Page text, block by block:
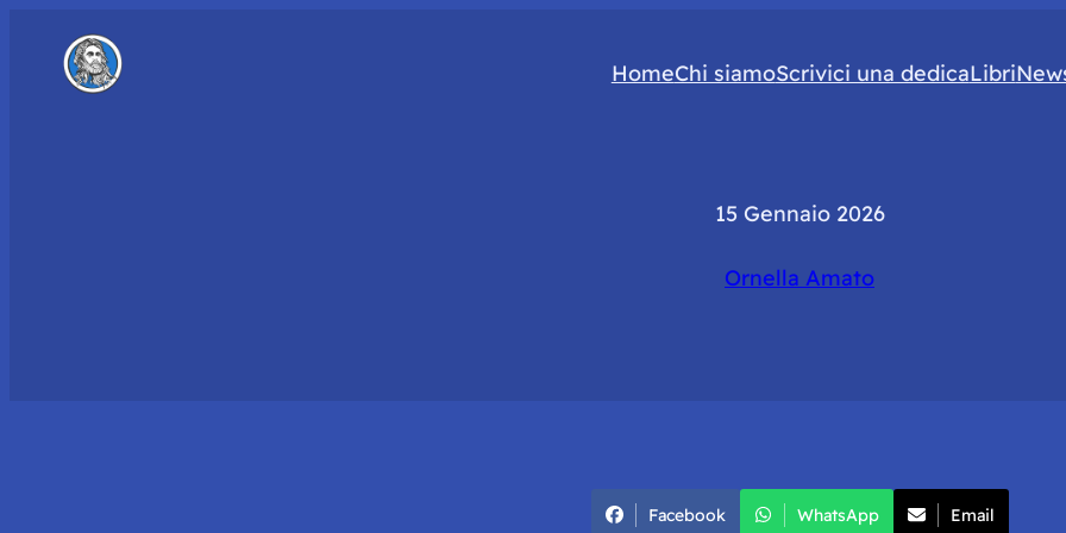
HomeChi siamoScrivici una dedicaLibri
15 Gennaio 2026
Ornella Amato
Facebook WhatsApp Email